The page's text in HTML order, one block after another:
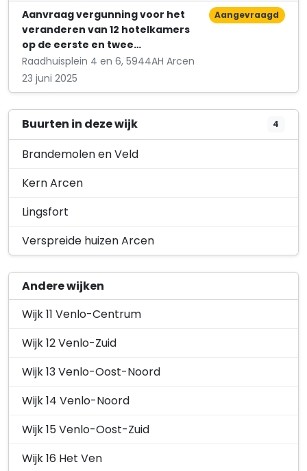
Aanvraag vergunning voor het
veranderen van 12 hotelkamers
op de eerste en twee…
Raadhuisplein 4 en 6, 5944AH Arcen
Aangevraagd
23 juni 2025
Buurten in deze wijk 4
Brandemolen en Veld
Kern Arcen
Lingsfort
Verspreide huizen Arcen
Andere wijken
Wijk 11 Venlo-Centrum
Wijk 12 Venlo-Zuid
Wijk 13 Venlo-Oost-Noord
Wijk 14 Venlo-Noord
Wijk 15 Venlo-Oost-Zuid
Wijk 16 Het Ven